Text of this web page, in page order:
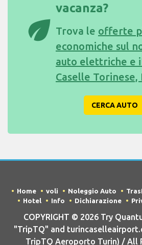
eco
vacanza?
Trova le offerte
economiche sul
auto elettriche e
Caselle Torinese,
CERCA AUTO
Home voli Noleggio Auto
Hotel
Info Dichiarazione
COPYRIGHT © 2026 Try
"TripTQ" and
TripTQ Aeroporto Turin) / All